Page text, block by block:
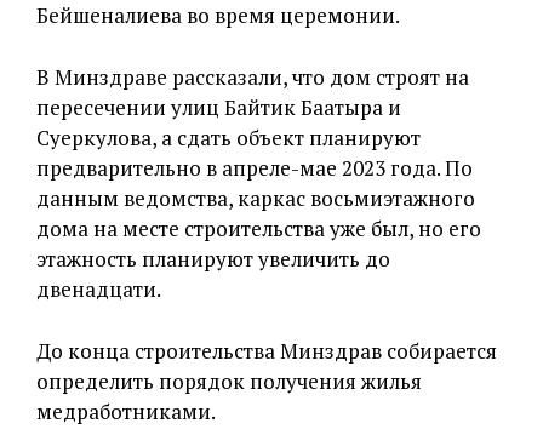
Бейшеналиева во время церемонии.
В Минздраве рассказали, что дом строят на
пересечении улиц Байтик Баатыра и
Суеркулова, а сдать объект планируют
предварительно в апреле-мае 2023 года. По
данным ведомства, каркас восьмиэтажного
дома на месте строительства уже был, но его
этажность планируют увеличить до
двенадцати.
До конца строительства Минздрав собирается
определить порядок получения жилья
медработниками.